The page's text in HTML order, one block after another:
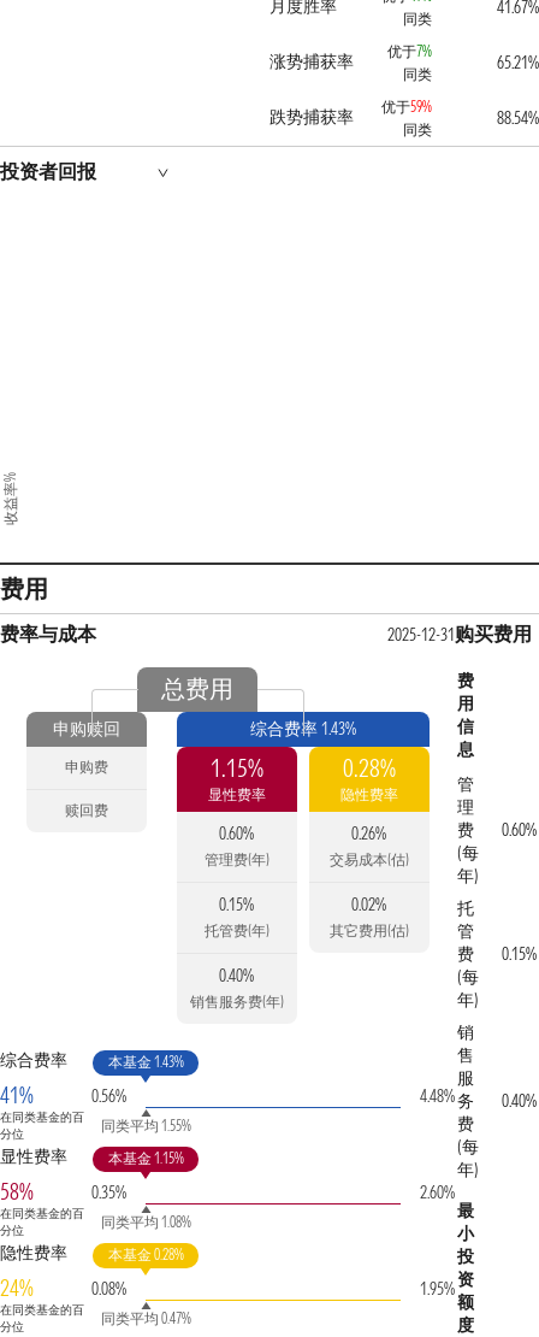
月度胜率
同类
41.67%
涨势捕获率 优于7%
同类
65.21%
跌势捕获率 优于59%
同类
88.54%
投资者回报
收益率%
费用
费率与成本 2025-12-31
总费用
申购赎回
申购费
赎回费
综合费率 1.43%
1.15%
显性费率
0.60%
管理费(年)
0.15%
托管费(年)
0.40%
销售服务费(年)
0.28%
隐性费率
0.26%
交易成本(估)
0.02%
其它费用(估)
综合费率
41%
在同类基金的百
分位
0.56%
本基金 1.43%
同类平均 1.55%
4.48%
显性费率
58%
在同类基金的百
分位
0.35%
本基金 1.15%
同类平均 1.08%
2.60%
隐性费率
24%
在同类基金的百
分位
0.08%
本基金 0.28%
同类平均 0.47%
1.95%
购买费用
费
用
信
息
管
理
费
(每
年)
0.60%
托
管
费
(每
年)
0.15%
销
售
服
务
费
(每
年)
0.40%
最
小
投
资
额
度